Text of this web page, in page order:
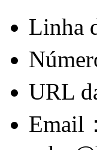
Linha
URL
Email